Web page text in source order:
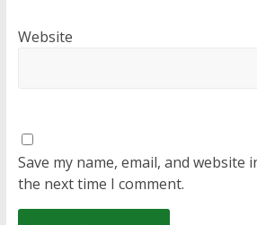
Website
Save my name, email, and
the next time I comment.